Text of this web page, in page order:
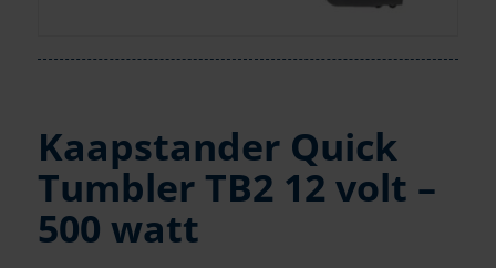
Kaapstander Quick
Tumbler TB2 12 volt –
500 watt